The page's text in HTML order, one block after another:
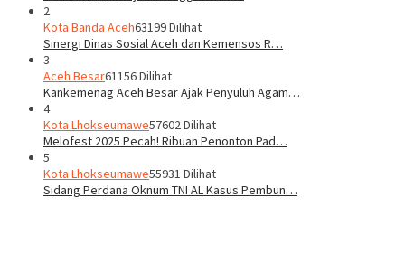
2
Kota Banda Aceh63199 Dilihat
Sinergi Dinas Sosial Aceh dan Kemensos R…
3
Aceh Besar61156 Dilihat
Kankemenag Aceh Besar Ajak Penyuluh Agam…
4
Kota Lhokseumawe57602 Dilihat
Melofest 2025 Pecah! Ribuan Penonton Pad…
5
Kota Lhokseumawe55931 Dilihat
Sidang Perdana Oknum TNI AL Kasus Pembun…